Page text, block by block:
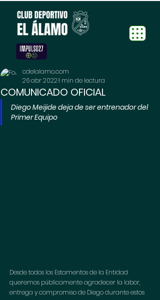
COMUNICADO OFICIAL
cdelalamo.com
26 abr 20221 min de lectura
Diego Meijide deja de ser entrenador del
Primer Equipo
Desde todos los Estamentos de la Entidad
queremos públicamente agradecer la labor,
entrega y compromiso de Diego durante estos